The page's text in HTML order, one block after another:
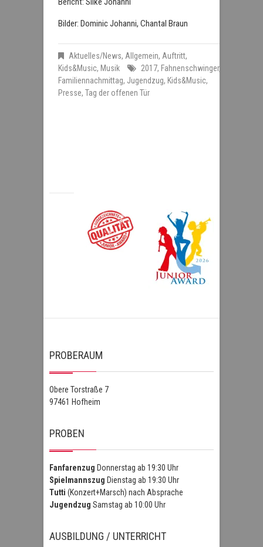
Bilder: Dominic Johanni, Chantal Braun
Aktuelles/News, Allgemein, Auftritt,
Kids&Music, Musik 2017, Fahnenschwinger,
Familiennachmittag, Jugendzug, Kids&Music,
Presse, Tag der offenen Tür
PROBERAUM
Obere Torstraße 7
97461 Hofheim
PROBEN
Fanfarenzug Donnerstag ab 19:30 Uhr
Spielmannszug Dienstag ab 19:30 Uhr
Tutti (Konzert+Marsch) nach Absprache
Jugendzug Samstag ab 10:00 Uhr
AUSBILDUNG / UNTERRICHT